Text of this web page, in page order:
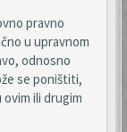
pravno
u upravnom
odnosno
se poništiti,
ili drugim